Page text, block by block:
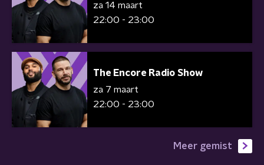
za 14 maart
22:00 - 23:00
The Encore Radio Show
za 7 maart
22:00 - 23:00
Meer gemist